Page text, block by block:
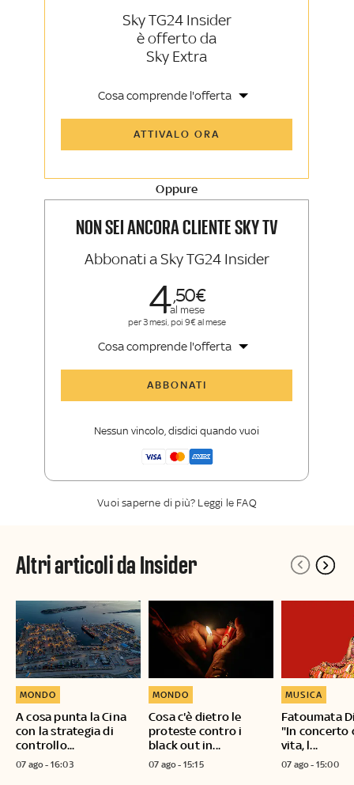
Sky TG24 Insider
è offerto da
Sky Extra
Cosa comprende l'offerta
Sky Sport Insider
La newsletter esclusiva di Sky TG24
ATTIVALO ORA
Oppure
NON SEI ANCORA CLIENTE SKY TV
Abbonati a Sky TG24 Insider
450
al mese
per 3 mesi, poi 9€ al mese
Cosa comprende l'offerta
ABBONATI
Nessun vincolo, disdici quando vuoi
Vuoi saperne di più? Leggi le FAQ
Altri articoli da Insider
A cosa punta la Cina
con la strategia di
controllo...
MONDO
07 ago - 16:03
Cosa c'è dietro le
proteste contro i
black out in...
MONDO
07 ago - 15:15
Fatoumata
"In concerto
vita, l...
MUSICA
07 ago - 15:00